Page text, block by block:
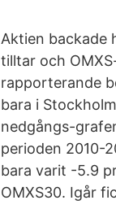
Aktien backade
tilltar och
rapporterande
bara i
nedgångs-
perioden 2010-
bara varit -5.9
OMXS30. Igår